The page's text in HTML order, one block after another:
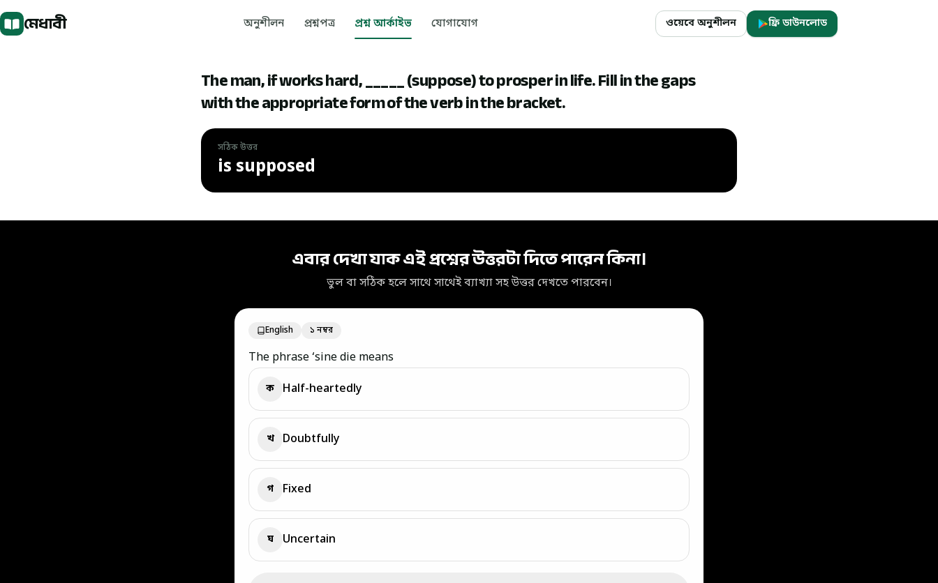
মূল বিষয়বস্তুতে যান
মেধাবী অনুশীলন প্রশ্নপত্র প্রশ্ন আর্কাইভ যোগাযোগ ওয়েবে অনুশীলন ফ্রি ডাউনলোড
The man, if works hard, _____ (suppose) to prosper in life. Fill in the gaps
with the appropriate form of the verb in the bracket.
সঠিক উত্তর
is supposed
এবার দেখা যাক এই প্রশ্নের উত্তরটা দিতে পারেন কিনা।
ভুল বা সঠিক হলে সাথে সাথেই ব্যাখ্যা সহ উত্তর দেখতে পারবেন।
English ১ নম্বর
The phrase ‘sine die means
ক Half-heartedly
খ Doubtfully
গ Fixed
ঘ Uncertain